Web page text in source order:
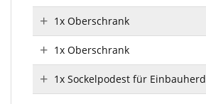
1x Oberschrank
1x Oberschrank
1x Sockelpodest für Einbauherd